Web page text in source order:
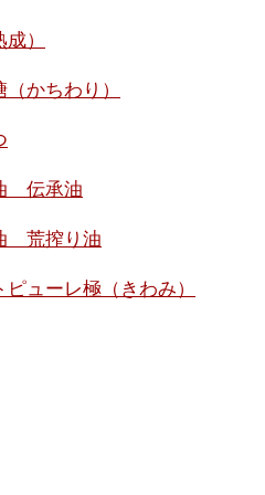
）
かちわり）
伝承油
荒搾り油
ューレ極（きわみ）